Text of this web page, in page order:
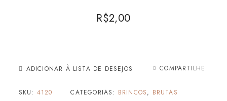
R$2,00
ADICIONAR À LISTA DE DESEJOS COMPARTILHE
SKU: 4120 CATEGORIAS: BRINCOS, BRUTAS